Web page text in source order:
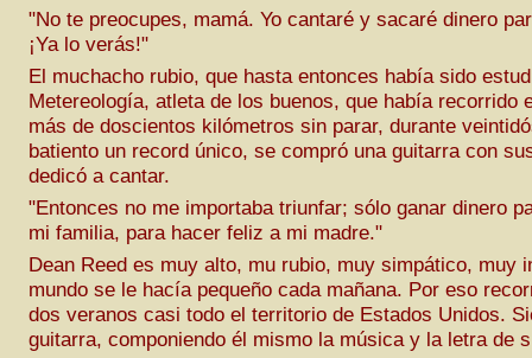
"No te preocupes, mamá. Yo cantaré y sacaré dinero
¡Ya lo verás!"
El muchacho rubio, que hasta entonces había sido
Metereología, atleta de los buenos, que había recorrido
más de doscientos kilómetros sin parar, durante
batiento un record único, se compró una guitarra con
dedicó a cantar.
"Entonces no me importaba triunfar; sólo ganar dinero
mi familia, para hacer feliz a mi madre."
Dean Reed es muy alto, mu rubio, muy simpático, muy
mundo se le hacía pequeño cada mañana. Por eso
dos veranos casi todo el territorio de Estados Unidos.
guitarra, componiendo él mismo la música y la letra de